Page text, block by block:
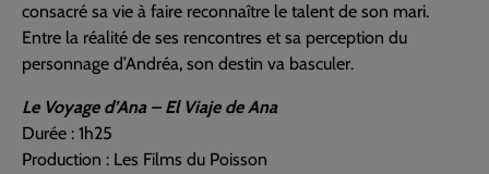
consacré sa vie à faire reconnaître le talent de son mari.
Entre la réalité de ses rencontres et sa perception du
personnage d’Andréa, son destin va basculer.
Le Voyage d’Ana – El Viaje de Ana
Durée : 1h25
Production : Les Films du Poisson